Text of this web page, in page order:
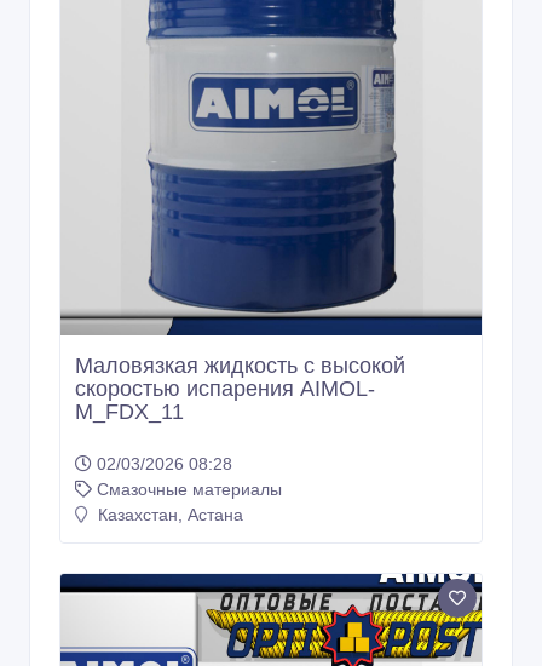
Маловязкая жидкость с высокой
скоростью испарения AIMOL-
M_FDX_11
02/03/2026 08:28
Смазочные материалы
Казахстан, Астана